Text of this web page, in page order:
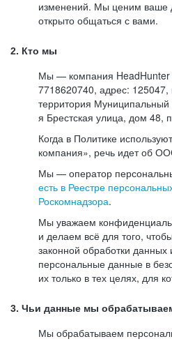
изменений. Мы ценим ваше
открыто общаться с вами.
2. Кто мы
Мы — компания
7718620740, адрес: 125047,
территория Муниципальный
я Брестская улица, дом 48,
Когда в Политике
компания», речь идет об
Мы — оператор
есть в Реестре
Роскомнадзора.
Мы уважаем
и делаем всё для того,
законной обработки данных
персональные данные в
их только в тех целях, для
3. Чьи данные мы
Мы обрабатываем